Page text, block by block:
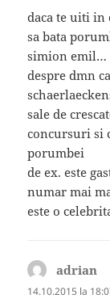
daca te uiti in
sa bata
simion emil…
despre dmn
sale de
concursuri si
porumbei
de ex. este
numar mai
este o
adrian
14.10.2015 la